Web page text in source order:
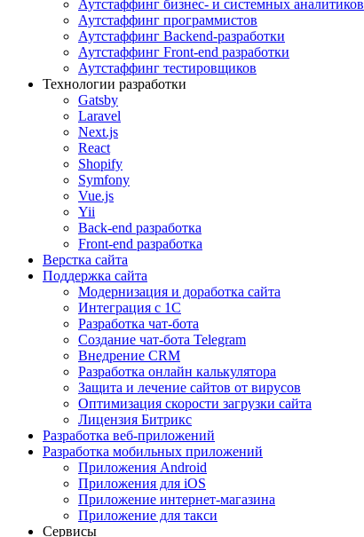
Аутстаффинг бизнес- и системных аналитиков
Аутстаффинг программистов
Аутстаффинг Backend-разработки
Аутстаффинг Front-end разработки
Аутстаффинг тестировщиков
Технологии разработки
Gatsby
Laravel
Next.js
React
Shopify
Symfony
Vue.js
Yii
Back-end разработка
Front-end разработка
Верстка сайта
Поддержка сайта
Модернизация и доработка сайта
Интеграция с 1С
Разработка чат-бота
Cоздание чат-бота Telegram
Внедрение CRM
Разработка онлайн калькулятора
Защита и лечение сайтов от вирусов
Оптимизация скорости загрузки сайта
Лицензия Битрикс
Разработка веб-приложений
Разработка мобильных приложений
Приложения Android
Приложения для iOS
Приложение интернет-магазина
Приложение для такси
Сервисы